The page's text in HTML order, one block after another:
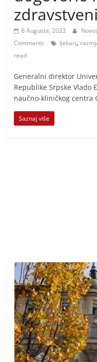
i
t
i
v
h
v
6 Augusta, 2023
Comments
ljekari,
read
Generalni direktor
Republike Srpske Vlado
naučno-kliničkog centra
Saznaj više